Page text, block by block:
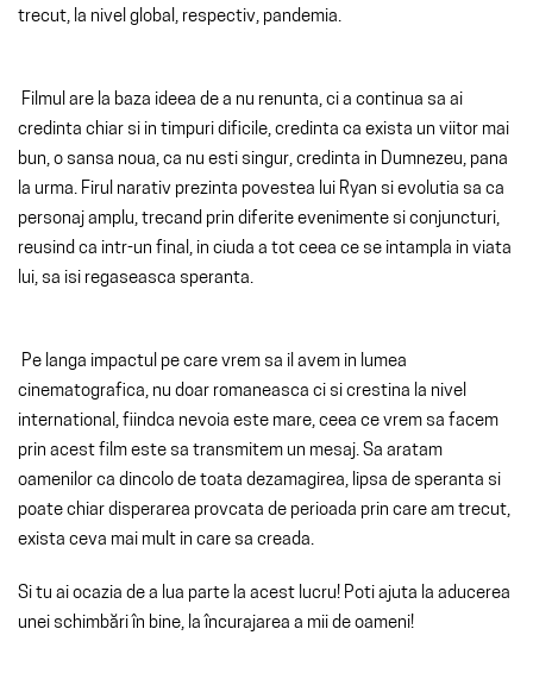
trecut, la nivel global, respectiv, pandemia.
Filmul are la baza ideea de a nu renunta, ci a continua sa ai
credinta chiar si in timpuri dificile, credinta ca exista un viitor mai
bun, o sansa noua, ca nu esti singur, credinta in Dumnezeu, pana
la urma. Firul narativ prezinta povestea lui Ryan si evolutia sa ca
personaj amplu, trecand prin diferite evenimente si conjuncturi,
reusind ca intr-un final, in ciuda a tot ceea ce se intampla in viata
lui, sa isi regaseasca speranta.
Pe langa impactul pe care vrem sa il avem in lumea
cinematografica, nu doar romaneasca ci si crestina la nivel
international, fiindca nevoia este mare, ceea ce vrem sa facem
prin acest film este sa transmitem un mesaj. Sa aratam
oamenilor ca dincolo de toata dezamagirea, lipsa de speranta si
poate chiar disperarea provcata de perioada prin care am trecut,
exista ceva mai mult in care sa creada.
Si tu ai ocazia de a lua parte la acest lucru! Poti ajuta la aducerea
unei schimbări în bine, la încurajarea a mii de oameni!